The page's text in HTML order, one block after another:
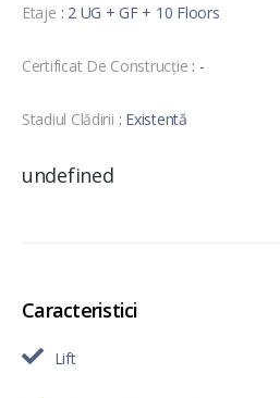
Etaje : 2 UG + GF + 10 Floors
Certificat De Construcție : -
Stadiul Clădirii : Existentă
undefined
Caracteristici
Lift